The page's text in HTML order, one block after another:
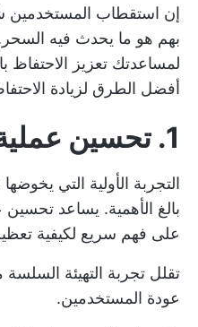
إن استقطاب المستخدمين
بهم هو ما يحدث فيه
لمساعدتك تعزيز الاحتفاظ
أفضل الطرق لزيادة
1. تحسين عملية الإعداد
التجربة الأولية التي
بالغ الأهمية. يساعد تحسين
على فهم سريع لكيفية
تقلل تجربة التهيئة
عودة المستخدمين.